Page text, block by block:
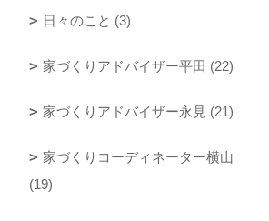
日々のこと (3)
家づくりアドバイザー平田 (22)
家づくりアドバイザー永見 (21)
家づくりコーディネーター横山
(19)